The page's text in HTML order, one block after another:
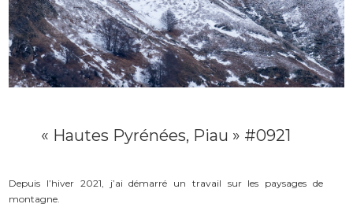
« Hautes Pyrénées, Piau » #0921
Depuis l’hiver 2021, j’ai démarré un travail sur les paysages de
montagne.